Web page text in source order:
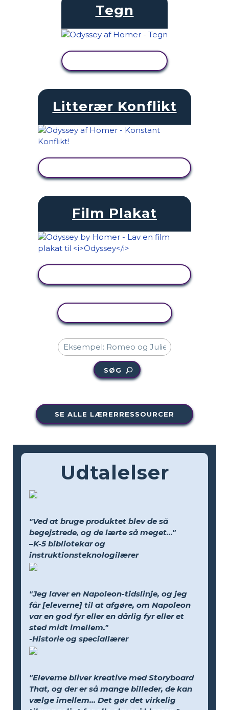
Tegn
Litterær Konflikt
Film Plakat
SØG
SE ALLE LÆRERRESSOURCER
Udtalelser
"Ved at bruge produktet blev de så
begejstrede, og de lærte så meget..."
–K-5 bibliotekar og
instruktionsteknologilærer
"Jeg laver en Napoleon-tidslinje, og jeg
får [eleverne] til at afgøre, om Napoleon
var en god fyr eller en dårlig fyr eller et
sted midt imellem."
-Historie og speciallærer
"Eleverne bliver kreative med Storyboard
That, og der er så mange billeder, de kan
vælge imellem... Det gør det virkelig